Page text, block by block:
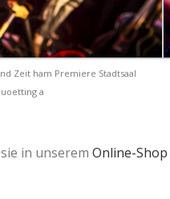
Zeit ham Premiere Stadtsaal
a
in unserem Online-Shop